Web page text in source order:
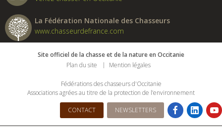
La Fédération Nationale des Chasseurs
www.chasseurdefrance.com
Site officiel de la chasse et de la nature en Occitanie
Plan du site
Mention légales
Fédérations des chasseurs d'Occitanie
Associations agrées au titre de la protection de l’environnement
CONTACT NEWSLETTERS